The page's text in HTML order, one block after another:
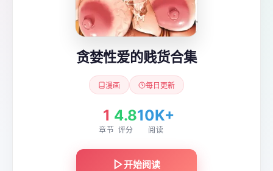
贪婪性爱的贱货合集
漫画 每日更新
1
章节
4.8
评分
10K+
阅读
开始阅读